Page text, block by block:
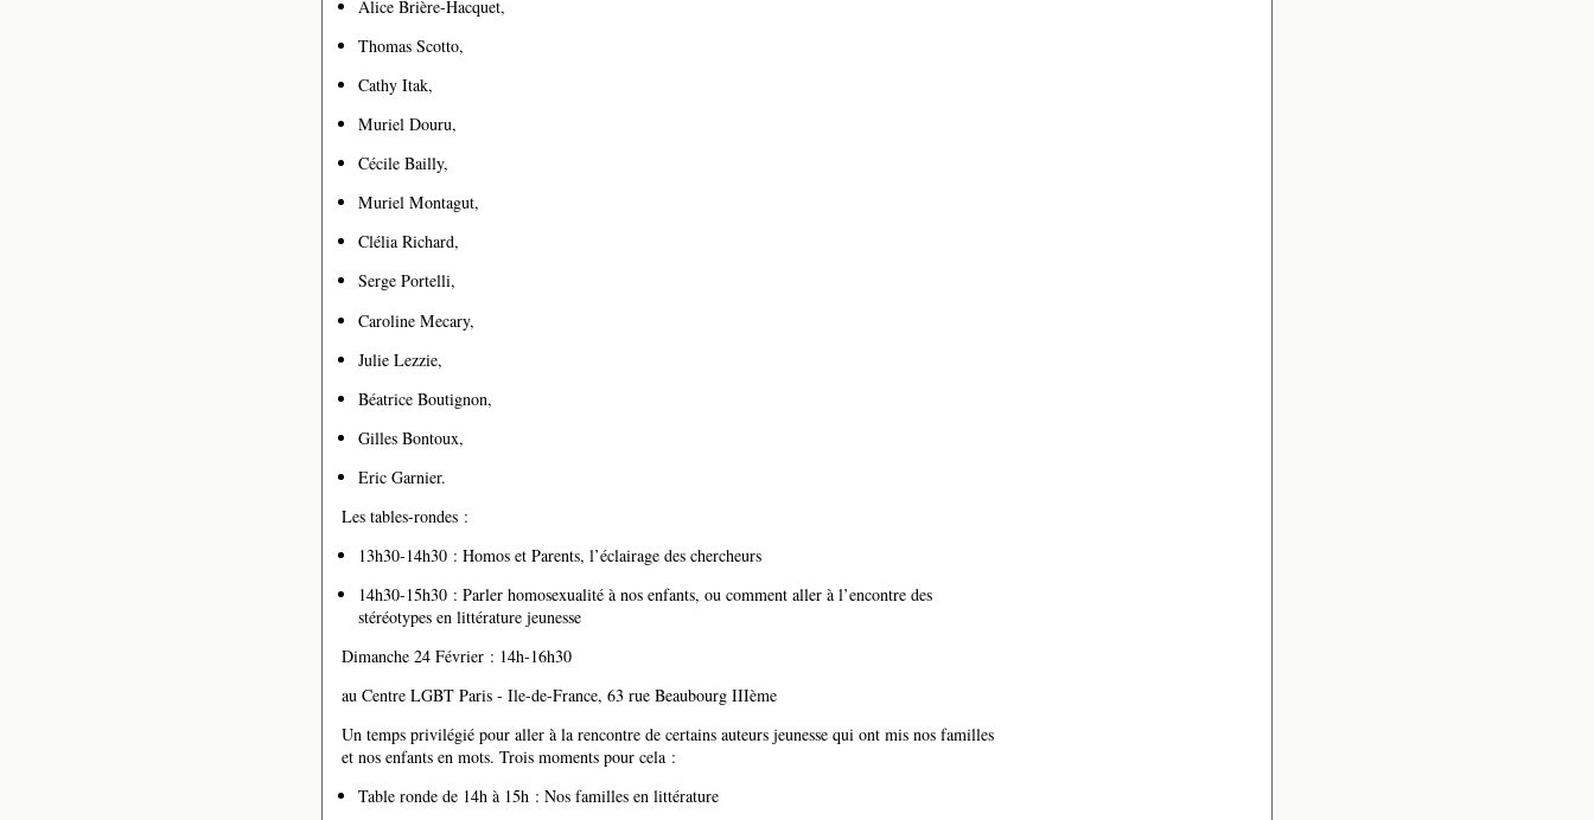
Alice Brière-Hacquet,
Thomas Scotto,
Cathy Itak,
Muriel Douru,
Cécile Bailly,
Muriel Montagut,
Clélia Richard,
Serge Portelli,
Caroline Mecary,
Julie Lezzie,
Béatrice Boutignon,
Gilles Bontoux,
Eric Garnier.
Les tables-rondes :
13h30-14h30 : Homos et Parents, l’éclairage des chercheurs
14h30-15h30 : Parler homosexualité à nos enfants, ou comment aller à l’encontre des
stéréotypes en littérature jeunesse
Dimanche 24 Février : 14h-16h30
au Centre LGBT Paris - Ile-de-France, 63 rue Beaubourg IIIème
Un temps privilégié pour aller à la rencontre de certains auteurs jeunesse qui ont mis nos familles
et nos enfants en mots. Trois moments pour cela :
Table ronde de 14h à 15h : Nos familles en littérature